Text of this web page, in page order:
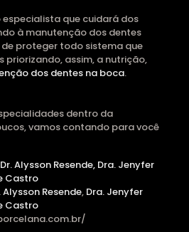
que cuidará dos
à manutenção dos dentes
proteger todo sistema que
priorizando, assim, a nutrição,
dos dentes na boca.
dentro da
vamos contando para você
Alysson Resende, Dra. Jenyfer
Castro